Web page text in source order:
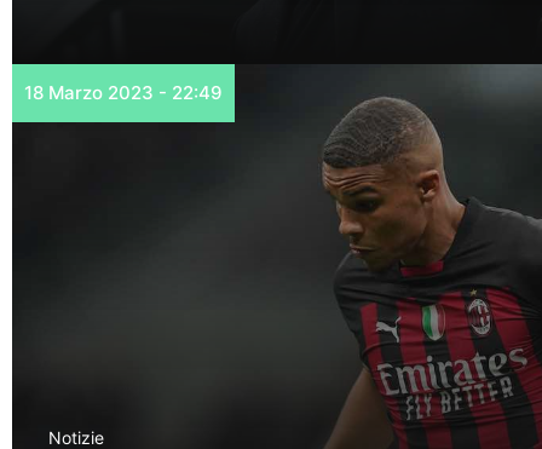
18 Marzo 2023 - 22:49
Notizie